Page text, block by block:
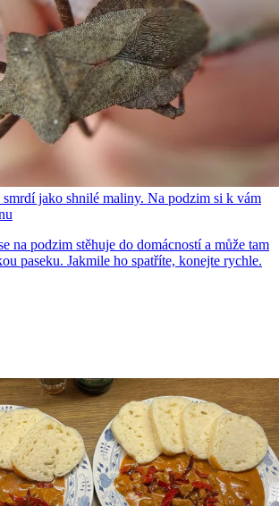
jako shnilé maliny. Na podzim si k vám
na podzim stěhuje do domácností a může tam
paseku. Jakmile ho spatříte, konejte rychle.